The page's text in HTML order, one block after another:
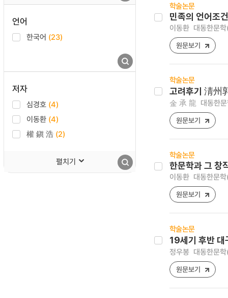
언어
한국어 (23)
저자
심경호 (4)
이동환 (4)
權 鎭 浩 (2)
펼치기
학술논문
민족의 언어조
이동환 대동한문
원문보기
학술논문
고려후기 淸州
金 承 龍 대동한
원문보기
학술논문
한문학과 그 창
이동환 대동한문
원문보기
학술논문
19세기 후반 대
정우봉 대동한문
원문보기